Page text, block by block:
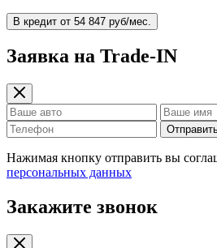
В кредит от 54 847 руб/мес.
Заявка на Trade-IN
Нажимая кнопку отправить вы
персональных данных
Закажите звонок